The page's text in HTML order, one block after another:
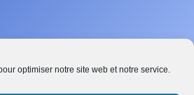
optimiser notre site web et notre service.